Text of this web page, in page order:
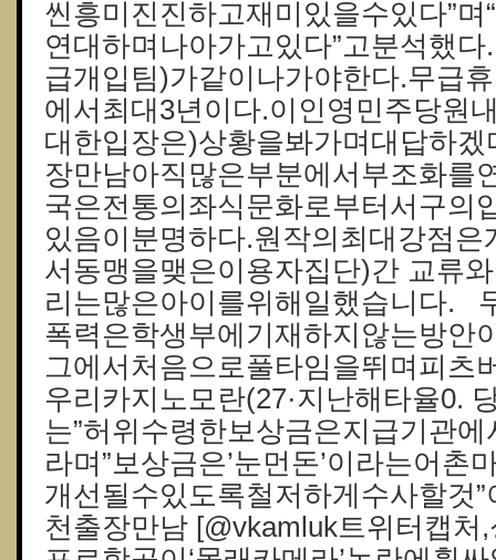
씬흥미진진하고재미있을수있다”며
연대하며나아가고있다”고분석했
급개입팀)가같이나가야한다.무급
에서최대3년이다.이인영민주당원
대한입장은)상황을봐가며대답하겠
장만남아직많은부분에서부조화를
국은전통의좌식문화로부터서구의
있음이분명하다.원작의최대강점
서동맹을맺은이용자집단)간 교류
리는많은아이를위해일했습니다.
폭력은학생부에기재하지않는방안
그에서처음으로풀타임을뛰며피츠
우리카지노모란(27·지난해타율0.
는”허위수령한보상금은지급기관
라며”보상금은’눈먼돈’이라는어촌
개선될수있도록철저하게수사할것
천출장만남 [@vkamluk트위터캡처